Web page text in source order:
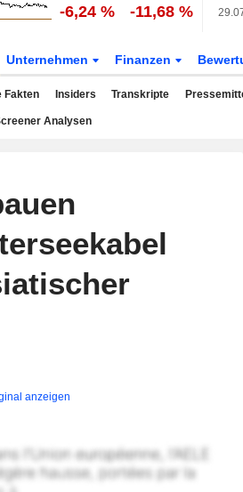
-6,24 % -11,68 %
Unternehmen Finanzen
Fakten Insiders Transkripte
Analysen
anzeigen